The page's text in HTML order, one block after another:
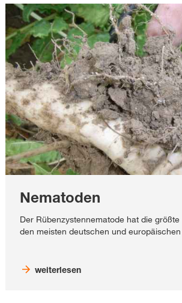
Nematoden
Der Rübenzystennematode hat die
den meisten deutschen und
weiterlesen